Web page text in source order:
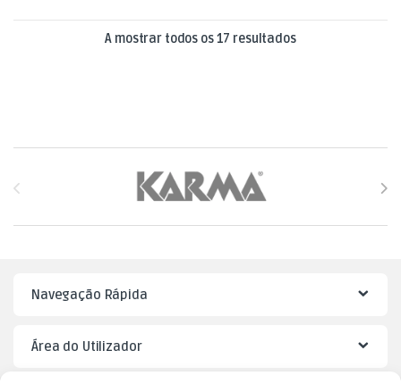
A mostrar todos os 17 resultadosOrdenado por
Navegação Rápida
Área do Utilizador